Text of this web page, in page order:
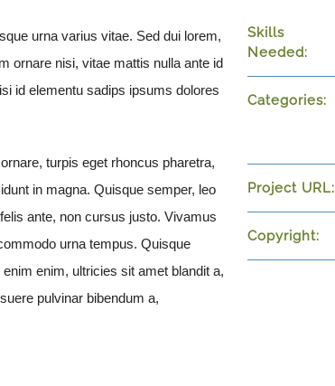
urna varius vitae. Sed dui lorem,
ornare nisi, vitae mattis nulla ante id
id elementu sadips ipsums dolores
turpis eget rhoncus pharetra,
in magna. Quisque semper, leo
ante, non cursus justo. Vivamus
urna tempus. Quisque
enim, ultricies sit amet blandit a,
pulvinar bibendum a,
Skills
Needed:
Categories:
Project URL:
Copyright: